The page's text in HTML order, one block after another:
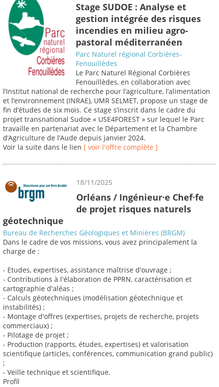
Stage SUDOE : Analyse et
gestion intégrée des risques
incendies en milieu agro-
pastoral méditerranéen
Parc Naturel régional Corbières-
Fenouillèdes
Le Parc Naturel Régional Corbières
Fenouillèdes, en collaboration avec
l’Institut national de recherche pour l’agriculture, l’alimentation
et l’environnement (INRAE), UMR SELMET, propose un stage de
fin d’études de six mois. Ce stage s’inscrit dans le cadre du
projet transnational Sudoe « USE4FOREST » sur lequel le Parc
travaille en partenariat avec le Département et la Chambre
d’Agriculture de l’Aude depuis janvier 2024.
Voir la suite dans le lien [ voir l'offre complète ]
18/11/2025
Orléans / Ingénieur·e Chef·fe
de projet risques naturels
géotechnique
Bureau de Recherches Géologiques et Minières (BRGM)
Dans le cadre de vos missions, vous avez principalement la
charge de :
- Etudes, expertises, assistance maîtrise d'ouvrage ;
- Contributions à l'élaboration de PPRN, caractérisation et
cartographie d'aléas ;
- Calculs géotechniques (modélisation géotechnique et
instabilités) ;
- Montage d'offres (expertises, projets de recherche, projets
commerciaux) ;
- Pilotage de projet ;
- Production (rapports, études, expertises) et valorisation
scientifique (articles, conférences, communication grand public)
;
- Veille technique et scientifique.
Profil